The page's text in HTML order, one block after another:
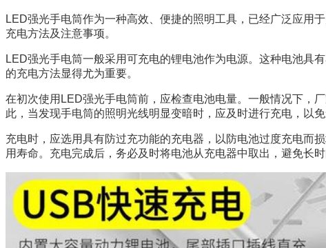
LED强光手电筒作为一种高效、便捷的照明工具，已经广泛应用
充电方法及注意事项。
LED强光手电筒一般采用可充电的锂电池作为电源。这种电池具
的充电方法显得尤为重要。
在初次使用LED强光手电筒前，应检查电池电量。一般情况下，
此，当发现手电筒的照明光线明显变暗时，应及时进行充电，以免
充电时，应选用具有防过充功能的充电器，以防电池过度充电而
用寿命。充电完成后，务必及时将电池从充电器中取出，避免长